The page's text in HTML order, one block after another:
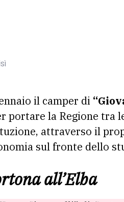
il camper di
portare la Regione tra
attraverso il
sul fronte dello
all’Elba